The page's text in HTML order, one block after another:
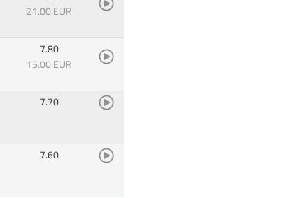
21.00 EUR
7.80
15.00 EUR
7.70
7.60